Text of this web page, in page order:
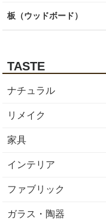
板（ウッドボード）
TASTE
ナチュラル
リメイク
家具
インテリア
ファブリック
ガラス・陶器